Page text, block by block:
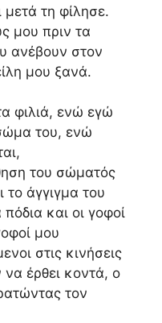
τη φίλησε.
μου πριν τα
ανέβουν στον
μου ξανά.
φιλιά, ενώ εγώ
του, ενώ
του σώματός
άγγιγμα του
και οι γοφοί
μου
στις κινήσεις
έρθει κοντά, ο
τον